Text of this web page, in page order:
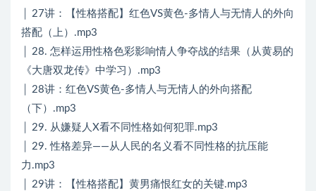
│ 27讲：【性格搭配】红色VS黄色-多情人与无情人的外向
搭配（上）.mp3
│ 28. 怎样运用性格色彩影响情人争夺战的结果（从黄易的
《大唐双龙传》中学习）.mp3
│ 28讲：红色VS黄色-多情人与无情人的外向搭配
（下）.mp3
│ 29. 从嫌疑人X看不同性格如何犯罪.mp3
│ 29. 性格差异——从人民的名义看不同性格的抗压能
力.mp3
│ 29讲：【性格搭配】黄男痛恨红女的关键.mp3